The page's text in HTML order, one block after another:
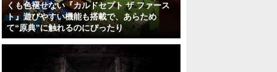
くも色褪せない『カルドセプト ザ ファース
ト』遊びやすい機能も搭載で、あらため
て“原典”に触れるのにぴったり